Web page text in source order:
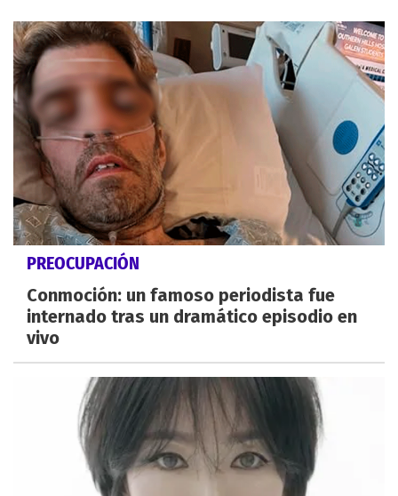
PREOCUPACIÓN
Conmoción: un famoso periodista fue
internado tras un dramático episodio en
vivo